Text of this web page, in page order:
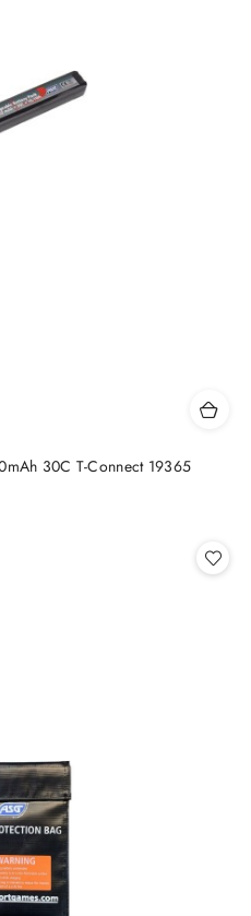
30C T-Connect 19365